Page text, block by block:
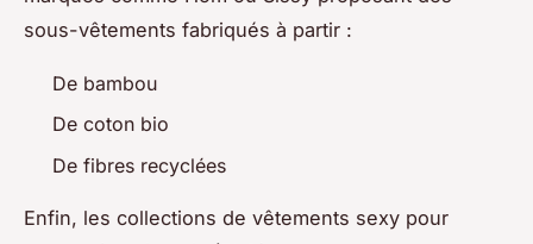
sous-vêtements fabriqués à partir :
De bambou
De coton bio
De fibres recyclées
Enfin, les collections de vêtements sexy pour